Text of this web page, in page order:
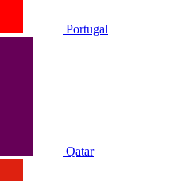
Portugal
Qatar